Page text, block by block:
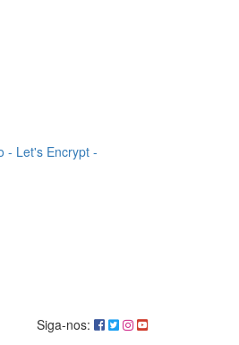
Siga-nos: